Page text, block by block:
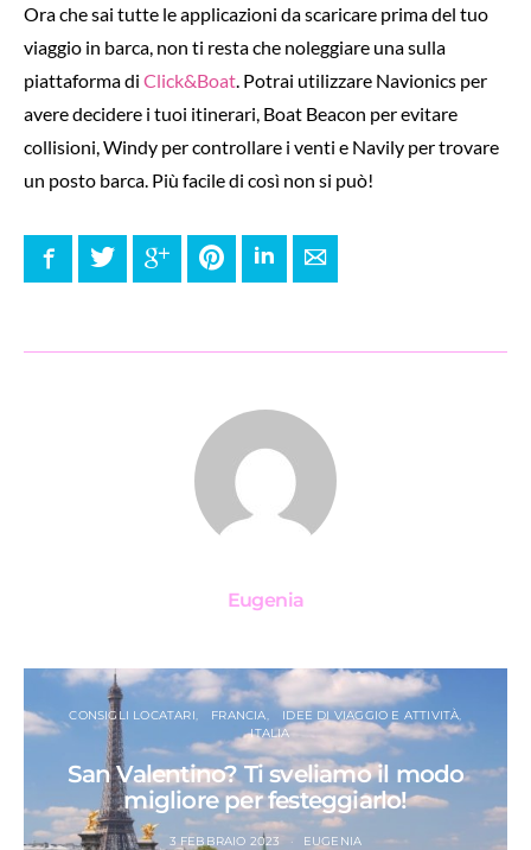
Ora che sai tutte le applicazioni da scaricare prima del tuo
viaggio in barca, non ti resta che noleggiare una sulla
piattaforma di Click&Boat. Potrai utilizzare Navionics per
avere decidere i tuoi itinerari, Boat Beacon per evitare
collisioni, Windy per controllare i venti e Navily per trovare
un posto barca. Più facile di così non si può!
FacebookTwitter Google+ PinterestLinkedInE-mail
Eugenia
CONSIGLI LOCATARI FRANCIA
IDEE DI VIAGGIO E ATTIVITÀ
ITALIA
San Valentino? Ti sveliamo il modo
migliore per festeggiarlo!
3 FEBBRAIO 2023 EUGENIA